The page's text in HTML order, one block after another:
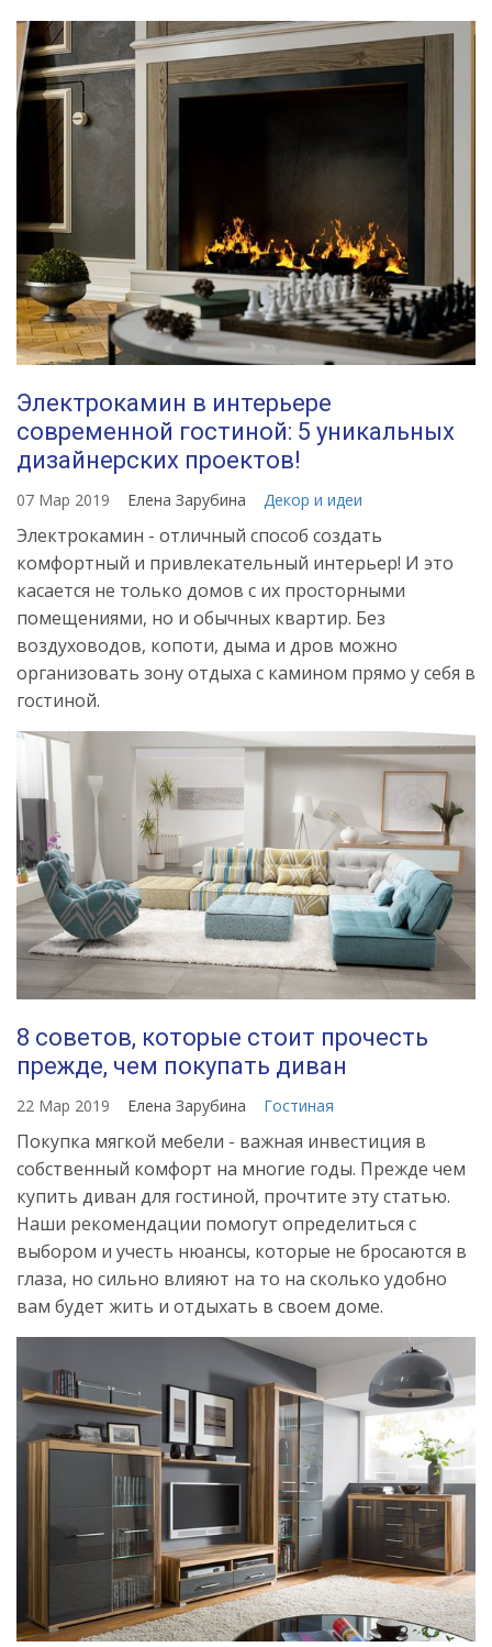
Электрокамин в интерьере
современной гостиной: 5 уникальных
дизайнерских проектов!
07 Мар 2019 Елена Зарубина Декор и идеи
Электрокамин - отличный способ создать
комфортный и привлекательный интерьер! И это
касается не только домов с их просторными
помещениями, но и обычных квартир. Без
воздуховодов, копоти, дыма и дров можно
организовать зону отдыха с камином прямо у себя в
гостиной.
8 советов, которые стоит прочесть
прежде, чем покупать диван
22 Мар 2019 Елена Зарубина Гостиная
Покупка мягкой мебели - важная инвестиция в
собственный комфорт на многие годы. Прежде чем
купить диван для гостиной, прочтите эту статью.
Наши рекомендации помогут определиться с
выбором и учесть нюансы, которые не бросаются в
глаза, но сильно влияют на то на сколько удобно
вам будет жить и отдыхать в своем доме.